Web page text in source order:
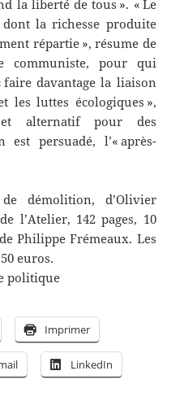
la liberté de tous ». « Le
la richesse produite
répartie », résume de
communiste, pour qui
faire davantage la liaison
les luttes écologiques »,
alternatif pour des
est persuadé, l’« après-
démolition, d’Olivier
l’Atelier, 142 pages, 10
Philippe Frémeaux. Les
euros.
politique
Imprimer
LinkedIn